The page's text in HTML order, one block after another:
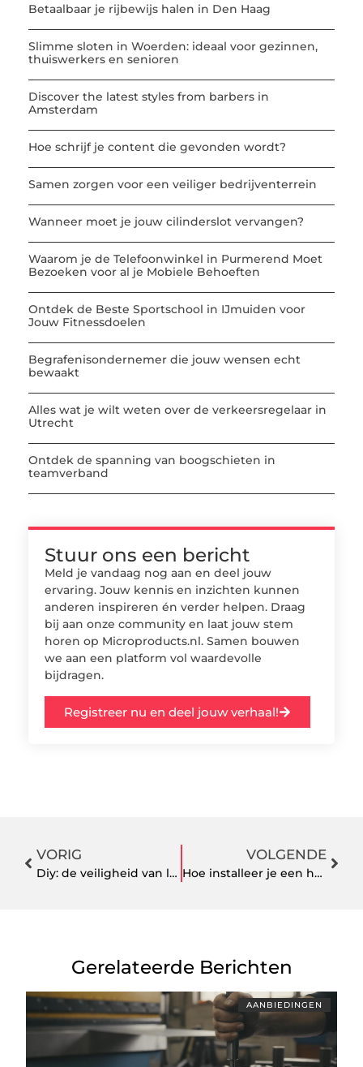
Betaalbaar je rijbewijs halen in Den Haag
Slimme sloten in Woerden: ideaal voor gezinnen,
thuiswerkers en senioren
Discover the latest styles from barbers in
Amsterdam
Hoe schrijf je content die gevonden wordt?
Samen zorgen voor een veiliger bedrijventerrein
Wanneer moet je jouw cilinderslot vervangen?
Waarom je de Telefoonwinkel in Purmerend Moet
Bezoeken voor al je Mobiele Behoeften
Ontdek de Beste Sportschool in IJmuiden voor
Jouw Fitnessdoelen
Begrafenisondernemer die jouw wensen echt
bewaakt
Alles wat je wilt weten over de verkeersregelaar in
Utrecht
Ontdek de spanning van boogschieten in
teamverband
Stuur ons een bericht
Meld je vandaag nog aan en deel jouw
ervaring. Jouw kennis en inzichten kunnen
anderen inspireren én verder helpen. Draag
bij aan onze community en laat jouw stem
horen op Microproducts.nl. Samen bouwen
we aan een platform vol waardevolle
bijdragen.
Registreer nu en deel jouw verhaal!
VORIG
Diy: de veiligheid van ladingen zelf verzekeren met spanbanden op maat
VOLGENDE
Hoe installeer je een houtkachel binnen in 5 stappen
Gerelateerde Berichten
AANBIEDINGEN